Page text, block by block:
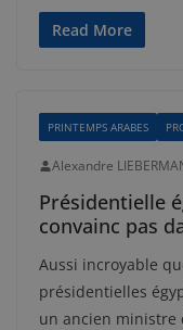
Read More
PRINTEMPS ARABES
Alexandre
Présidentielle
convainc pas
Aussi incroyable
présidentielles
un ancien ministre